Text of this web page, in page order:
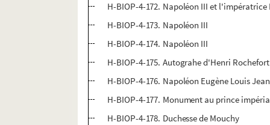
H-BIOP-4-172. Napoléon III et l'impératrice
H-BIOP-4-173. Napoléon III
H-BIOP-4-174. Napoléon III
H-BIOP-4-175. Autograhe d'Henri Rochefort
H-BIOP-4-176. Napoléon Eugène Louis
H-BIOP-4-177. Monument au prince
H-BIOP-4-178. Duchesse de Mouchy